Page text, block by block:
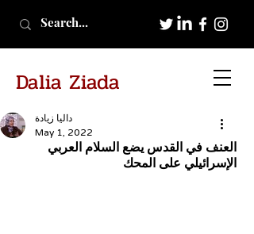
Dalia Ziada
العنف في القدس يضع السلام العربي
الإسرائيلي على المحك
داليا زيادة
May 1, 2022